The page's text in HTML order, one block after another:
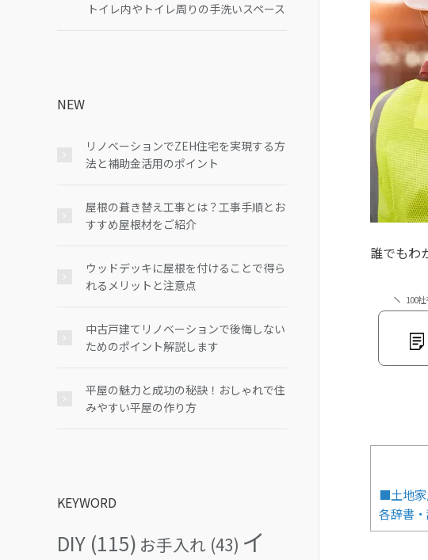
誰でもわ
100
■土地家
各辞書
トイレ内やトイレ周りの手洗いスペース
NEW
リノベーションでZEH住宅を実現する方
法と補助金活用のポイント
屋根の葺き替え工事とは？工事手順とお
すすめ屋根材をご紹介
ウッドデッキに屋根を付けることで得ら
れるメリットと注意点
中古戸建てリノベーションで後悔しない
ためのポイント解説します
平屋の魅力と成功の秘訣！おしゃれで住
みやすい平屋の作り方
KEYWORD
DIY (115) お手入れ (43) イ